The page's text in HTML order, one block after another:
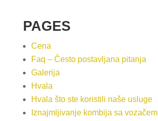
PAGES
Cena
Faq – Često postavljana pitanja
Galerija
Hvala
Hvala što ste koristili naše usluge
Iznajmljivanje kombija sa vozačem